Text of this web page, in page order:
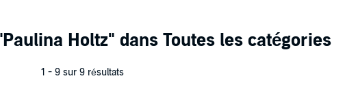
Holtz" dans Toutes les catégories
1 - 9 sur 9 résultats